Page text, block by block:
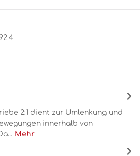
2:1 dient zur Umlenkung und
innerhalb von
Mehr